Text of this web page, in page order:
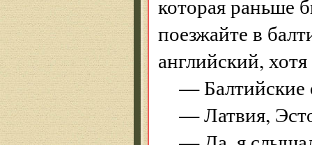
которая раньше
поезжайте в
английский,
— Балтийские
— Латвия,